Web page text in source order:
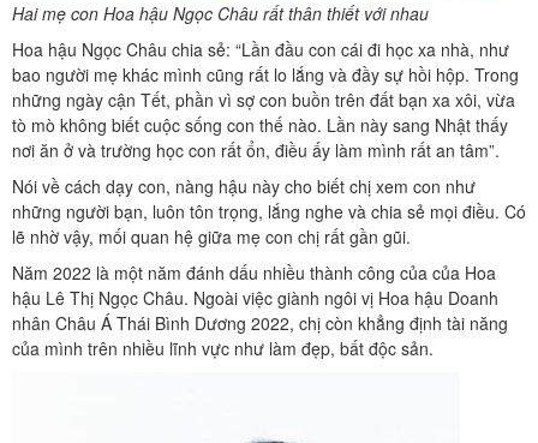
Hai mẹ con Hoa hậu Ngọc Châu rất thân thiết với nhau
Hoa hậu Ngọc Châu chia sẻ: “Lần đầu con cái đi học xa nhà, như
bao người mẹ khác mình cũng rất lo lắng và đầy sự hồi hộp. Trong
những ngày cận Tết, phần vì sợ con buồn trên đất bạn xa xôi, vừa
tò mò không biết cuộc sống con thế nào. Lần này sang Nhật thấy
nơi ăn ở và trường học con rất ổn, điều ấy làm mình rất an tâm”.
Nói về cách dạy con, nàng hậu này cho biết chị xem con như
những người bạn, luôn tôn trọng, lắng nghe và chia sẻ mọi điều. Có
lẽ nhờ vậy, mối quan hệ giữa mẹ con chị rất gần gũi.
Năm 2022 là một năm đánh dấu nhiều thành công của của Hoa
hậu Lê Thị Ngọc Châu. Ngoài việc giành ngôi vị Hoa hậu Doanh
nhân Châu Á Thái Bình Dương 2022, chị còn khẳng định tài năng
của mình trên nhiều lĩnh vực như làm đẹp, bất độc sản.